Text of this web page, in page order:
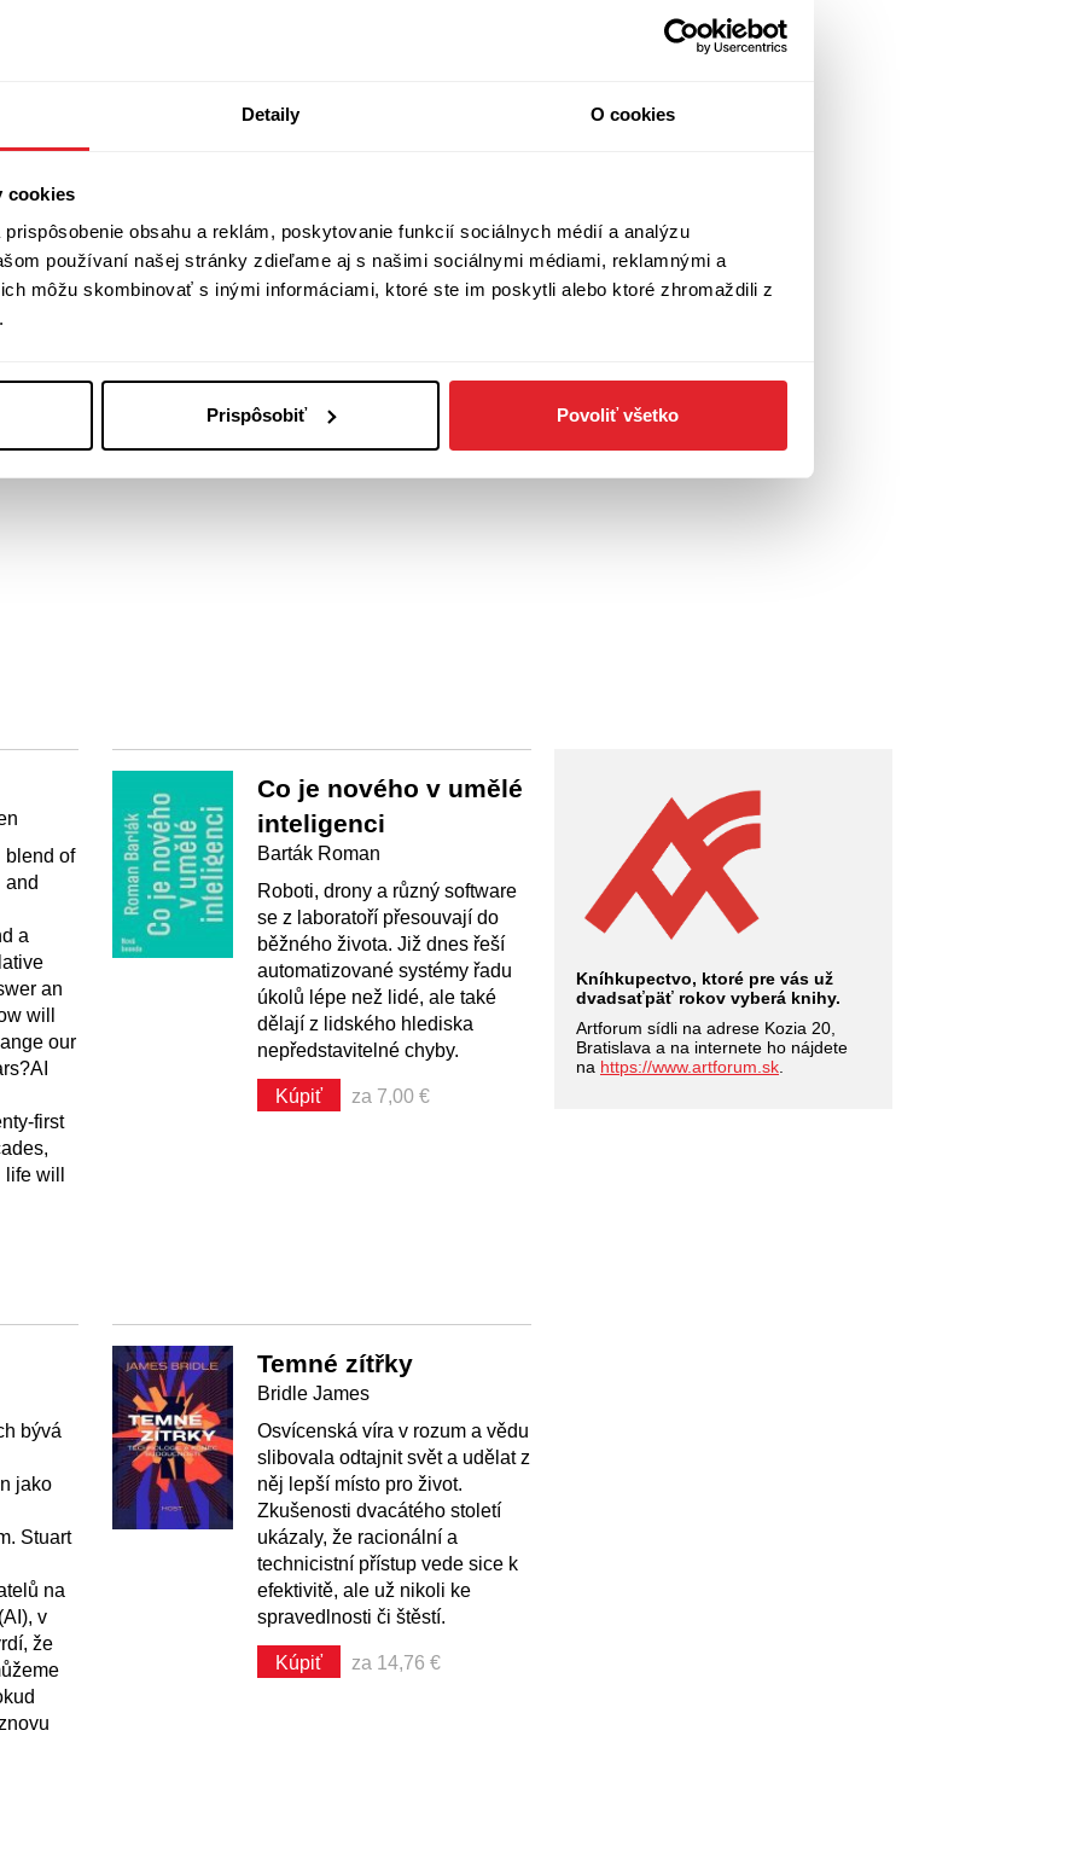
Detaily O cookies
cookies
obsahu a reklám, poskytovanie funkcií sociálnych médií a analýzu
používaní našej stránky zdieľame aj s našimi sociálnymi médiami, reklamnými a
môžu skombinovať s inými informáciami, ktoré ste im poskytli alebo ktoré zhromaždili z
Prispôsobiť Povoliť všetko
Kníhkupectvo, ktoré pre vás už
dvadsaťpäť rokov vyberá knihy.
Artforum sídli na adrese Kozia 20,
Bratislava a na internete ho nájdete
na https://www.artforum.sk
blend of
and
a
an
will
our
first
will
Co je nového v umělé
inteligenci
Barták Roman
Roboti, drony a různý software
se z laboratoří přesouvají do
běžného života. Již dnes řeší
automatizované systémy řadu
úkolů lépe než lidé, ale také
dělají z lidského hlediska
nepředstavitelné chyby.
Kúpiť za 7,00 €
bývá
jako
Stuart
na
v
že
Temné zítřky
Bridle James
Osvícenská víra v rozum a vědu
slibovala odtajnit svět a udělat z
něj lepší místo pro život.
Zkušenosti dvacátého století
ukázaly, že racionální a
technicistní přístup vede sice k
efektivitě, ale už nikoli ke
spravedlnosti či štěstí.
Kúpiť za 14,76 €